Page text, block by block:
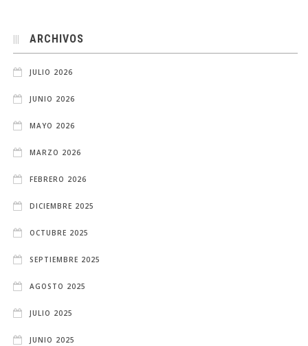
ARCHIVOS
JULIO 2026
JUNIO 2026
MAYO 2026
MARZO 2026
FEBRERO 2026
DICIEMBRE 2025
OCTUBRE 2025
SEPTIEMBRE 2025
AGOSTO 2025
JULIO 2025
JUNIO 2025